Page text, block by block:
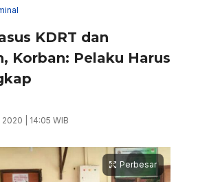
KDRT dan
Korban: Pelaku Harus
| 14:05 WIB
Perbesar